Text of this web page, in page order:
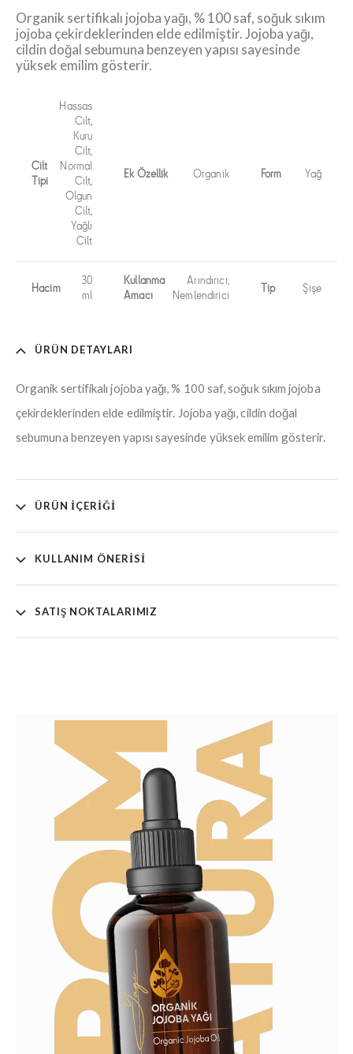
Organik sertifikalı jojoba yağı, % 100 saf, soğuk sıkım
jojoba çekirdeklerinden elde edilmiştir. Jojoba yağı,
cildin doğal sebumuna benzeyen yapısı sayesinde
yüksek emilim gösterir.
Cilt
Tipi
Hassas
Cilt,
Kuru
Cilt,
Normal
Cilt,
Olgun
Cilt,
Yağlı
Cilt
Ek Özellik Organik Form Yağ
Hacim
30
ml
Kullanma
Amacı
Arındırıcı,
Nemlendirici
Tip Şişe
ÜRÜN DETAYLARI
Organik sertifikalı jojoba yağı, % 100 saf, soğuk sıkım jojoba
çekirdeklerinden elde edilmiştir. Jojoba yağı, cildin doğal
sebumuna benzeyen yapısı sayesinde yüksek emilim gösterir.
ÜRÜN İÇERIĞI
KULLANIM ÖNERISI
SATIŞ NOKTALARIMIZ